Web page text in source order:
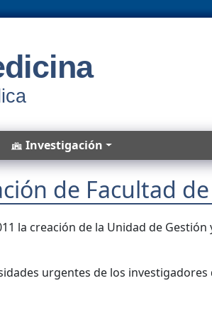
Investigación
de Facultad
la creación de la Unidad de
urgentes de los investigadores